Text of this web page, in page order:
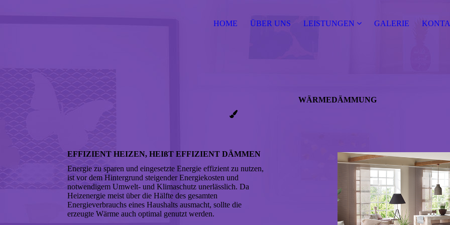
HOME ÜBER UNS LEISTUNGEN GALERIE
WÄRME­DÄMMUNG
EFFIZIENT HEIZEN, HEIßT EFFIZIENT DÄMMEN
Energie zu sparen und eingesetzte Energie effizient zu nutzen,
ist vor dem Hintergrund steigender Energiekosten und
notwendigem Umwelt- und Klimaschutz unerlässlich. Da
Heizenergie meist über die Hälfte des gesamten
Energieverbrauchs eines Haushalts ausmacht, sollte die
erzeugte Wärme auch optimal genutzt werden.